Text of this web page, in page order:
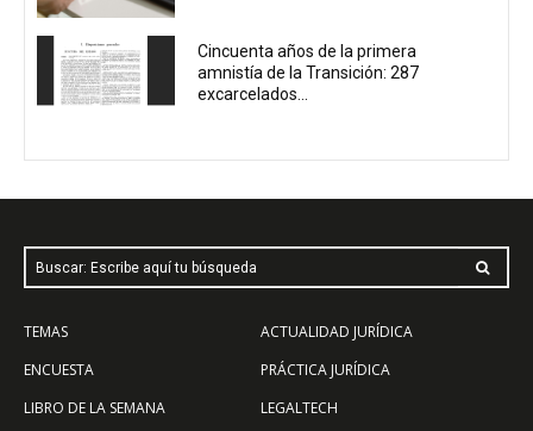
Cincuenta años de la primera
amnistía de la Transición: 287
excarcelados...
Buscar: Escribe aquí tu búsqueda
TEMAS
ENCUESTA
LIBRO DE LA SEMANA
ACTUALIDAD JURÍDICA
PRÁCTICA JURÍDICA
LEGALTECH